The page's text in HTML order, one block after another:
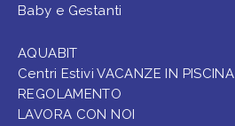
Baby e Gestanti
AQUABIT
Centri Estivi VACANZE IN PISCINA
REGOLAMENTO
LAVORA CON NOI